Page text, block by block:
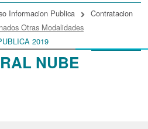
NUBE
de ayuda a la
Informacion Publica
Contratacion
Otras Modalidades
2019